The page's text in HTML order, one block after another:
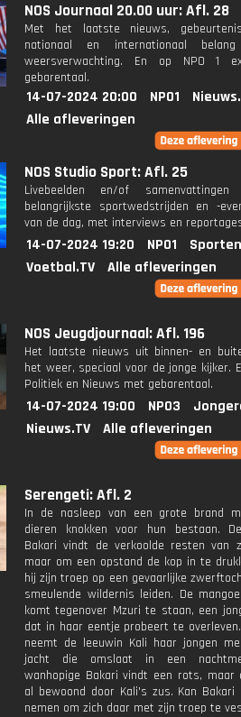
NOS Journaal 20.00 uur: Afl. 28
Met het laatste nieuws,
nationaal en internationaal
weersverwachting. En op NPO 1
gebarentaal.
14-07-2024 20:00 NPO1
Alle afleveringen
NOS Studio Sport: Afl. 25
Livebeelden en/of
belangrijkste sportwedstrijden en -
van de dag, met interviews en
14-07-2024 19:20 NPO1
Voetbal.TV
Alle afleveringen
NOS Jeugdjournaal: Afl. 196
Het laatste nieuws uit binnen- en
het weer, speciaal voor de jonge kijker.
Politiek en Nieuws met gebarentaal.
14-07-2024 19:00 NPO3
Nieuws.TV
Alle afleveringen
Serengeti: Afl. 2
In de nasleep van een grote brand
dieren knokken voor hun bestaan.
Bakari vindt de verkoolde resten van
maar om een opstand de kop in te
hij zijn troep op een gevaarlijke
smeulende wildernis leiden. De
komt tegenover Mzuri te staan, een
dat in haar eentje probeert te
neemt de leeuwin Kali haar jongen
jacht die omslaat in een
wanhopige Bakari vindt een rots, maar
al bewoond door Kali's zus. Kan
nemen om zich daar met zijn troep te